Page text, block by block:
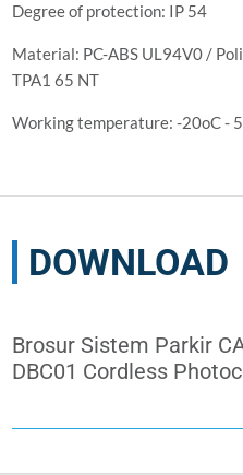
Degree of protection: IP 54
Material: PC-ABS UL94V0 /
TPA1 65 NT
Working temperature: -20oC -
DOWNLOAD
Brosur Sistem Parkir
DBC01 Cordless